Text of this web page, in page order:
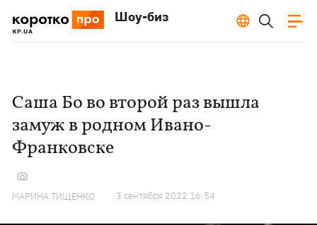
Шоу-биз
Саша Бо во второй раз вышла
замуж в родном Ивано-
Франковске
МАРИНА ТИЩЕНКО 3 сентября 2022 16:54